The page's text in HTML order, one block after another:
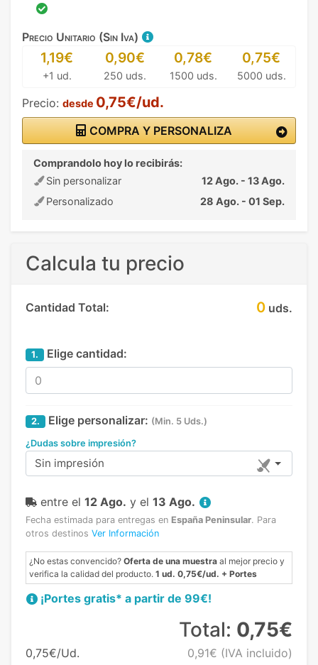
Precio Unitario (Sin Iva)
1,19€
+1 ud.
0,90€
250 uds.
0,78€
1500 uds.
0,75€
5000 uds.
Precio: desde 0,75€/ud.
COMPRA Y PERSONALIZA
Comprandolo hoy lo recibirás:
Sin personalizar
12 Ago. - 13 Ago.
Personalizado
28 Ago. - 01 Sep.
Calcula tu precio
Cantidad Total: 0 uds.
1. Elige cantidad:
2. Elige personalizar: (Min. 5 Uds.)
¿Dudas sobre impresión?
Sin impresión
entre el 12 Ago. y el 13 Ago.
Fecha estimada para entregas en España Peninsular. Para
otros destinos Ver Información
¿No estas convencido? Oferta de una muestra al mejor precio y
verifica la calidad del producto. 1 ud. 0,75€/ud. + Portes
¡Portes gratis* a partir de 99€!
0,75€/Ud.
Total: 0,75€
0,91€ (IVA incluido)